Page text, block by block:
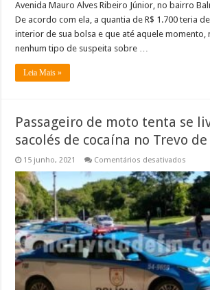
Avenida Mauro Alves Ribeiro Júnior, no bairro
De acordo com ela, a quantia de R$ 1.700 teria
interior de sua bolsa e que até aquele momento,
nenhum tipo de suspeita sobre …
Leia Mais »
Passageiro de moto tenta se
sacolés de cocaína no Trevo de
15 junho, 2021 Comentários desativados
de
moto
tenta
se
livrar
de
de
no
Trevo
de